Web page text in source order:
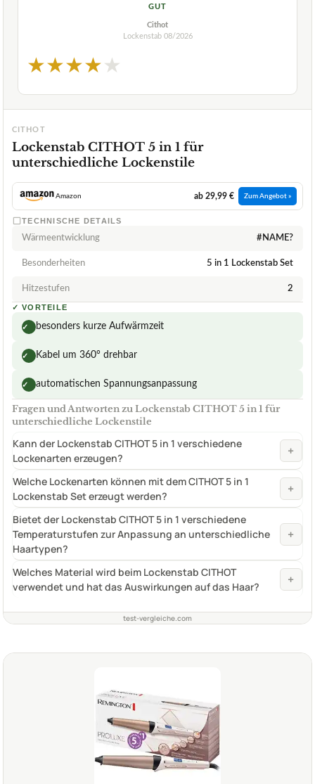
GUT
Cithot
Lockenstab 08/2026
★★★★★
CITHOT
Lockenstab CITHOT 5 in 1 für
unterschiedliche Lockenstile
Amazon ab 29,99 € Zum Angebot »
TECHNISCHE DETAILS
Wärmeentwicklung #NAME?
Besonderheiten 5 in 1 Lockenstab Set
Hitzestufen 2
✓ VORTEILE
✓ besonders kurze Aufwärmzeit
✓ Kabel um 360° drehbar
✓ automatischen Spannungsanpassung
Fragen und Antworten zu Lockenstab CITHOT 5 in 1 für
unterschiedliche Lockenstile
Kann der Lockenstab CITHOT 5 in 1 verschiedene
Lockenarten erzeugen?
+
Welche Lockenarten können mit dem CITHOT 5 in 1
Lockenstab Set erzeugt werden?
+
Bietet der Lockenstab CITHOT 5 in 1 verschiedene
Temperaturstufen zur Anpassung an unterschiedliche
Haartypen?
+
Welches Material wird beim Lockenstab CITHOT
verwendet und hat das Auswirkungen auf das Haar?
+
test-vergleiche.com